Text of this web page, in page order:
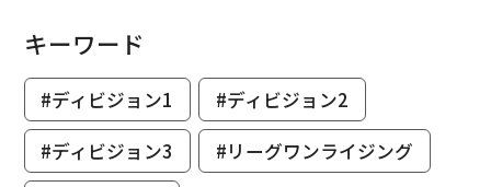
キーワード
#ディビジョン1
#ディビジョン2
#ディビジョン3
#リーグワンライジング